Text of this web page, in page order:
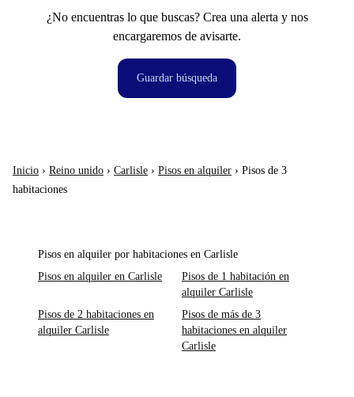
¿No encuentras lo que buscas? Crea una alerta y nos
encargaremos de avisarte.
Guardar búsqueda
Inicio › Reino unido › Carlisle › Pisos en alquiler › Pisos de 3
habitaciones
Pisos en alquiler por habitaciones en Carlisle
Pisos en alquiler en Carlisle
Pisos de 1 habitación en
alquiler Carlisle
Pisos de 2 habitaciones en
alquiler Carlisle
Pisos de más de 3
habitaciones en alquiler
Carlisle